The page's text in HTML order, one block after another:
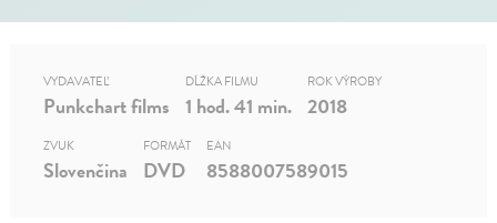
VYDAVATEĽ
Punkchart films
DĹŽKA FILMU
1 hod. 41 min.
ROK VÝROBY
2018
ZVUK
Slovenčina
FORMÁT
DVD
EAN
8588007589015